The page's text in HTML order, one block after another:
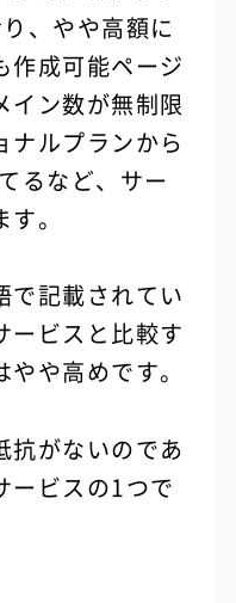
、やや高額に
作成可能ページ
イン数が無制限
ナルプランから
るなど、サー
。
で記載されてい
ービスと比較す
や高めです。
抗がないのであ
ービスの1つで